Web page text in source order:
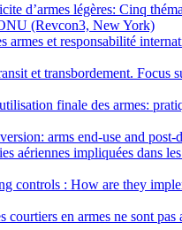
d’armes légères: Cinq
(Revcon3, New York)
armes et responsabilité
et transbordement. Focus
finale des armes:
arms end-use and
aériennes impliquées dans
controls : How are they
courtiers en armes ne sont pas